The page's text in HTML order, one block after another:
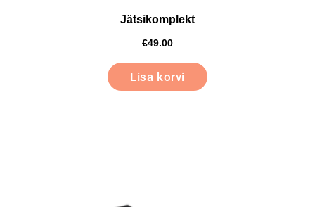
Jätsikomplekt
€49.00
Lisa korvi